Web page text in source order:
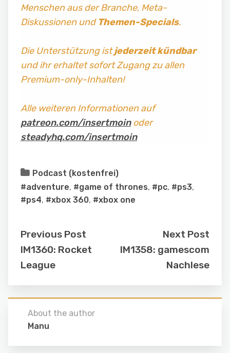
Menschen aus der Branche, Meta-
Diskussionen und Themen-Specials.
Die Unterstützung istjederzeit kündbar
und ihr erhaltet sofort Zugang zu allen
Premium-only-Inhalten!
Alle weiteren Informationen auf
patreon.com/insertmoinoder
steadyhq.com/insertmoin
Podcast (kostenfrei)
#adventure, #game of thrones, #pc, #ps3,
#ps4, #xbox 360, #xbox one
Previous Post
IM1360: Rocket
League
Next Post
IM1358: gamescom
Nachlese
About the author
Manu